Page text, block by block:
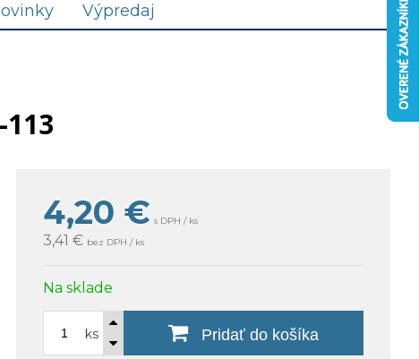
Výpredaj
4,20 € s DPH / ks
3,41 € bez DPH / ks
Na sklade
ks Pridať do košíka